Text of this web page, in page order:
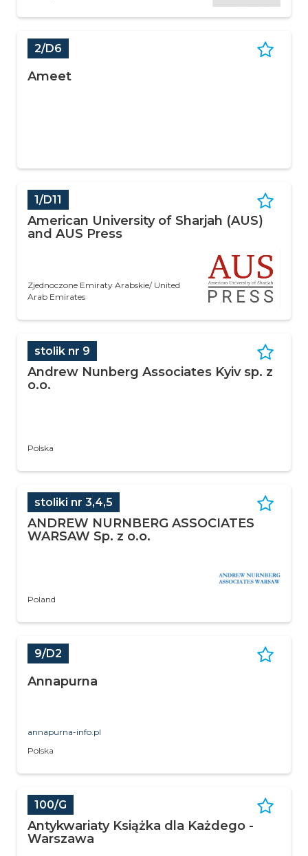
2/D6
Ameet
1/D11
American University of Sharjah (AUS)
and AUS Press
Zjednoczone Emiraty Arabskie/ United
Arab Emirates
stolik nr 9
Andrew Nunberg Associates Kyiv sp. z
o.o.
Polska
stoliki nr 3,4,5
ANDREW NURNBERG ASSOCIATES
WARSAW Sp. z o.o.
Poland
9/D2
Annapurna
annapurna-info.pl
Polska
100/G
Antykwariaty Książka dla Każdego -
Warszawa